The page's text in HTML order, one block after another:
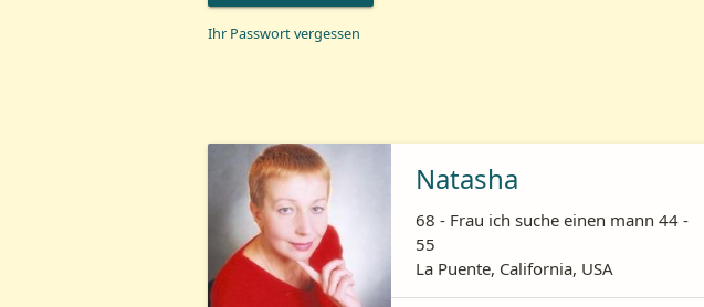
Ihr Passwort vergessen
Natasha
68 - Frau ich suche einen mann 44 -
55
La Puente, California, USA